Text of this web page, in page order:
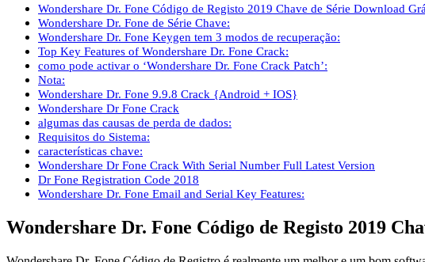
Wondershare Dr. Fone Código de Registo 2019 Chave de Série Download
Wondershare Dr. Fone de Série Chave:
Wondershare Dr. Fone Keygen tem 3 modos de recuperação:
Top Key Features of Wondershare Dr. Fone Crack:
como pode activar o ‘Wondershare Dr. Fone Crack Patch’:
Nota:
Wondershare Dr. Fone 9.9.8 Crack {Android + IOS}
Wondershare Dr Fone Crack
algumas das causas de perda de dados:
Requisitos do Sistema:
características chave:
Wondershare Dr Fone Crack With Serial Number Full Latest Version
Dr Fone Registration Code 2018
Wondershare Dr. Fone Email and Serial Key Features:
Wondershare Dr. Fone Código de Registo 2019